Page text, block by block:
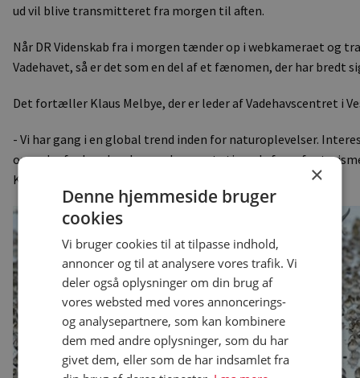
ud vil blive transmitteret fra morgen til aften.
Når DR Videnskab fra i morgen tænder op i webkameraet og
Vadehavet, så er det som en del af et fænomen, der har bredt
Det fortæller Klaus Melbye, der er leder af Vadehavscentret i
- Vi har gang i en global trend inden for naturoplevelser.
og andre fugleoplevelser er den mest stigende form for
Klaus Melbye.
×
Denne hjemmeside bruger
cookies
Vi bruger cookies til at tilpasse indhold,
annoncer og til at analysere vores trafik. Vi
deler også oplysninger om din brug af
vores websted med vores annoncerings-
og analysepartnere, som kan kombinere
dem med andre oplysninger, som du har
givet dem, eller som de har indsamlet fra